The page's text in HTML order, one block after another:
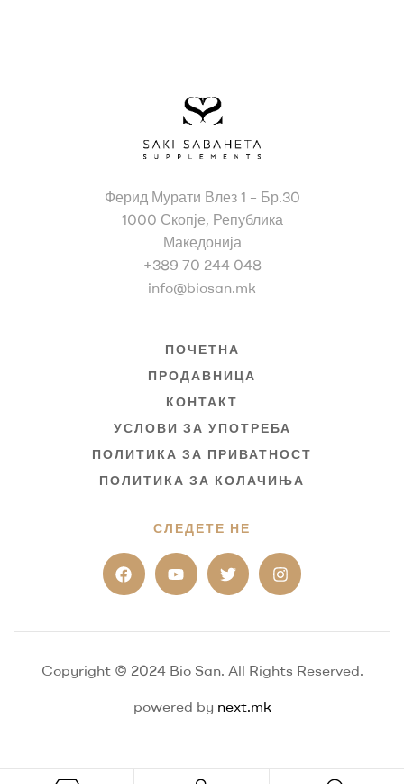
Ферид Мурати Влез 1 – Бр.30
1000 Скопје, Република
Македонија
+389 70 244 048
info@biosan.mk
ПОЧЕТНА
ПРОДАВНИЦА
КОНТАКТ
УСЛОВИ ЗА УПОТРЕБА
ПОЛИТИКА ЗА ПРИВАТНОСТ
ПОЛИТИКА ЗА КОЛАЧИЊА
СЛЕДЕТЕ НЕ
Copyright © 2024 Bio San. All Rights Reserved.
powered by next.mk